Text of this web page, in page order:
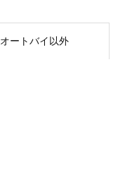
オートバイ以外